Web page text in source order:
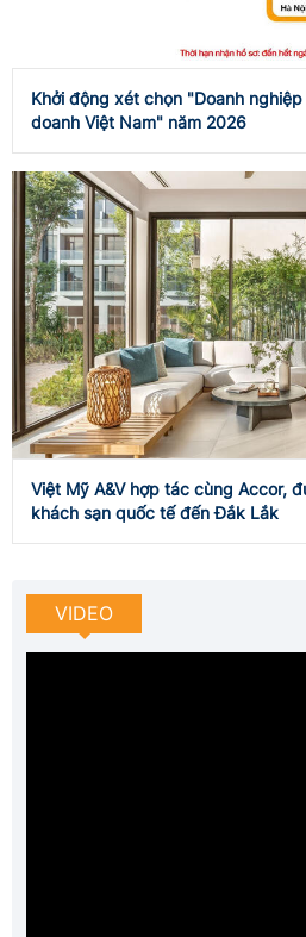
Khởi động xét chọn "Doanh
doanh Việt Nam" năm 2026
Việt Mỹ A&V hợp tác cùng Accor,
khách sạn quốc tế đến Đắk Lắk
VIDEO